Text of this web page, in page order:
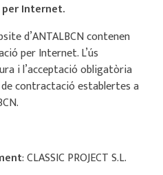
Internet.
d’ANTALBCN contenen
per Internet. L’ús
i l’acceptació obligatòria
contractació establertes a
: CLASSIC PROJECT S.L.